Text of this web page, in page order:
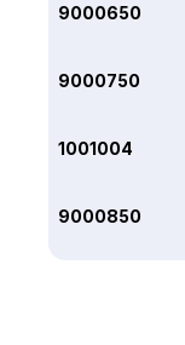
9000650
9000750
1001004
9000850